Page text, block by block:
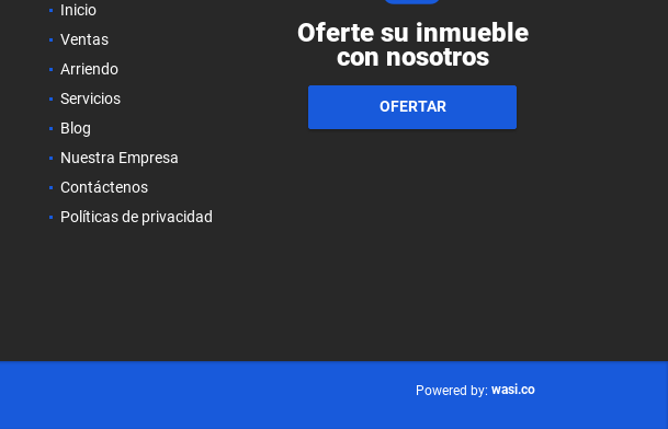
Inicio
Ventas
Arriendo
Servicios
Blog
Nuestra Empresa
Contáctenos
Políticas de privacidad
Oferte su inmueble
con nosotros
OFERTAR
Powered by: wasi.co